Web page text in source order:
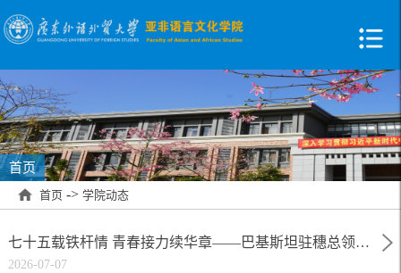
首页
首页 -> 学院动态
七十五载铁杆情 青春接力续华章——巴基斯坦驻穗总领馆与广外乌尔都语系师生共庆中巴建交75周年
2026-07-07